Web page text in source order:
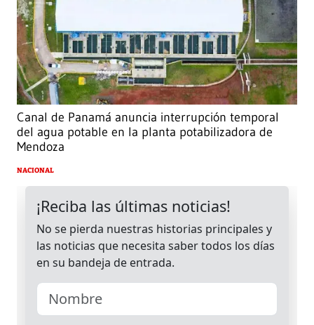
Canal de Panamá anuncia interrupción temporal
del agua potable en la planta potabilizadora de
Mendoza
NACIONAL